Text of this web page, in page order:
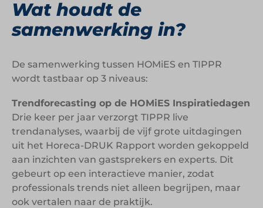
Wat houdt de
samenwerking in?
De samenwerking tussen HOMiES en TIPPR
wordt tastbaar op 3 niveaus:
Trendforecasting op de HOMiES Inspiratiedagen
Drie keer per jaar verzorgt TIPPR live
trendanalyses, waarbij de vijf grote uitdagingen
uit het Horeca-DRUK Rapport worden gekoppeld
aan inzichten van gastsprekers en experts. Dit
gebeurt op een interactieve manier, zodat
professionals trends niet alleen begrijpen, maar
ook vertalen naar de praktijk.